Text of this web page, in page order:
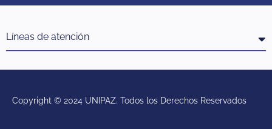
Líneas de atención
Copyright © 2024 UNIPAZ. Todos los Derechos Reservados